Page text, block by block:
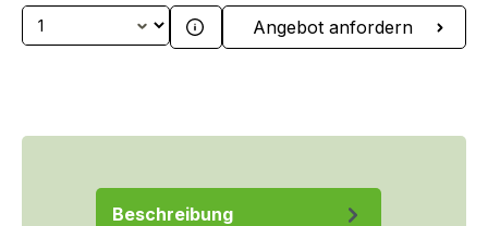
Produkt Anzahl: Gib denAngebot anfordern
Beschreibung